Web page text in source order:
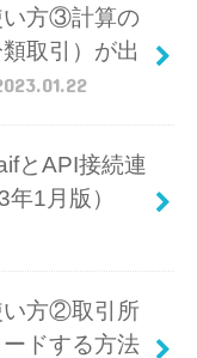
い方③計算の
取引）が出
とAPI接続連
1月版）
い方②取引所
ドする方法